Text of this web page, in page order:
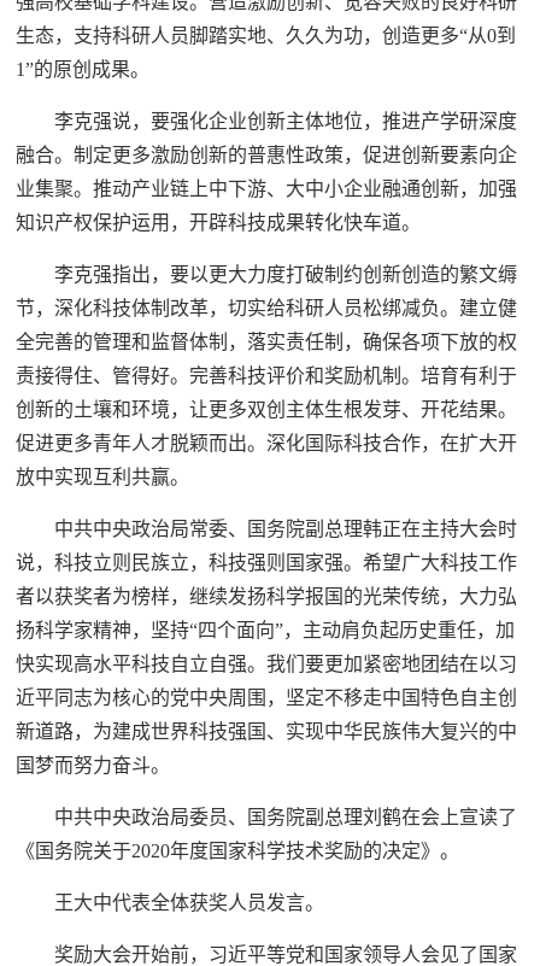
生态，支持科研人员脚踏实地、久久为功，创造更多“从0到
1”的原创成果。
李克强说，要强化企业创新主体地位，推进产学研深度
融合。制定更多激励创新的普惠性政策，促进创新要素向企
业集聚。推动产业链上中下游、大中小企业融通创新，加强
知识产权保护运用，开辟科技成果转化快车道。
李克强指出，要以更大力度打破制约创新创造的繁文缛
节，深化科技体制改革，切实给科研人员松绑减负。建立健
全完善的管理和监督体制，落实责任制，确保各项下放的权
责接得住、管得好。完善科技评价和奖励机制。培育有利于
创新的土壤和环境，让更多双创主体生根发芽、开花结果。
促进更多青年人才脱颖而出。深化国际科技合作，在扩大开
放中实现互利共赢。
中共中央政治局常委、国务院副总理韩正在主持大会时
说，科技立则民族立，科技强则国家强。希望广大科技工作
者以获奖者为榜样，继续发扬科学报国的光荣传统，大力弘
扬科学家精神，坚持“四个面向”，主动肩负起历史重任，加
快实现高水平科技自立自强。我们要更加紧密地团结在以习
近平同志为核心的党中央周围，坚定不移走中国特色自主创
新道路，为建成世界科技强国、实现中华民族伟大复兴的中
国梦而努力奋斗。
中共中央政治局委员、国务院副总理刘鹤在会上宣读了
《国务院关于2020年度国家科学技术奖励的决定》。
王大中代表全体获奖人员发言。
奖励大会开始前，习近平等党和国家领导人会见了国家